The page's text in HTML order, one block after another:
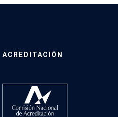
ACREDITACIÓN